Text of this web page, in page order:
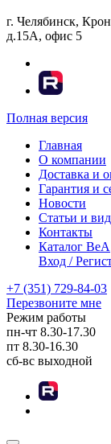
г. Челябинск,
д.15А, офис 5
Полная версия
Главная
О компании
Доставка и
Гарантия и
Новости
Статьи и
Контакты
Каталог BeA
Вход /
+7 (351) 729-84-03
Перезвоните мне
Режим работы
пн-чт 8.30-17.30
пт 8.30-16.30
сб-вс выходной